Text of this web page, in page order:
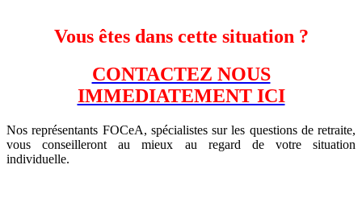
Vous êtes dans cette situation ?
CONTACTEZ NOUS
IMMEDIATEMENT ICI
Nos représentants FOCeA, spécialistes sur les questions de retraite,
vous conseilleront au mieux au regard de votre situation
individuelle.